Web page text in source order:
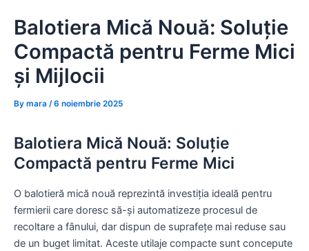
content
Balotiera Mică Nouă: Soluție
Compactă pentru Ferme Mici
și Mijlocii
By mara /6 noiembrie 2025
Balotiera Mică Nouă: Soluție
Compactă pentru Ferme Mici
O balotieră mică nouă reprezintă investiția ideală pentru
fermierii care doresc să-și automatizeze procesul de
recoltare a fânului, dar dispun de suprafețe mai reduse sau
de un buget limitat. Aceste utilaje compacte sunt concepute